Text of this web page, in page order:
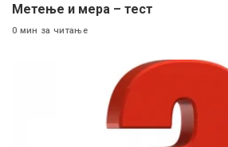
Метење и мера – тест
0 мин за читање